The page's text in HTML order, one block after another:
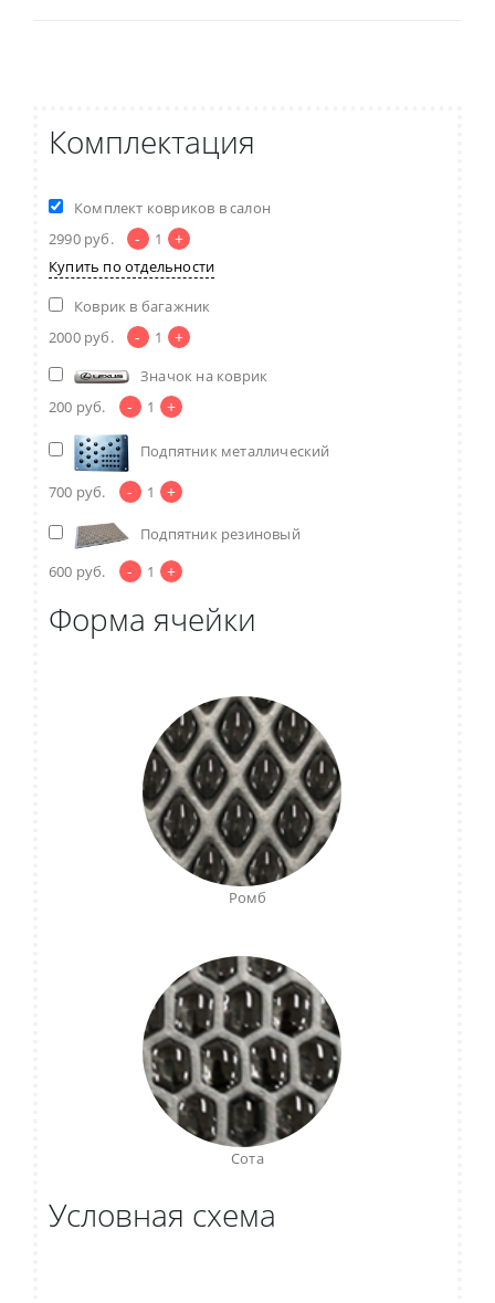
Комплектация
Комплект ковриков в салон
2990 руб. - 1 +
Купить по отдельности
Коврик в багажник
2000 руб. - 1 +
Значок на коврик
200 руб. - 1 +
Подпятник металлический
700 руб. - 1 +
Подпятник резиновый
600 руб. - 1 +
Форма ячейки
Ромб
Сота
Условная схема